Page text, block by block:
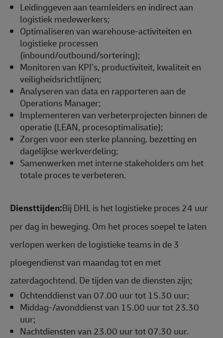
Leidinggeven aan teamleiders en indirect aan
logistiek medewerkers;
Optimaliseren van warehouse‑activiteiten en
logistieke processen
(inbound/outbound/sortering);
Monitoren van KPI’s, productiviteit, kwaliteit en
veiligheidsrichtlijnen;
Analyseren van data en rapporteren aan de
Operations Manager;
Implementeren van verbeterprojecten binnen de
operatie (LEAN, procesoptimalisatie);
Zorgen voor een sterke planning, bezetting en
dagelijkse werkverdeling;
Samenwerken met interne stakeholders om het
totale proces te verbeteren.
Diensttijden:Bij DHL is het logistieke proces 24 uur
per dag in beweging. Om het proces soepel te laten
verlopen werken de logistieke teams in de 3
ploegendienst van maandag tot en met
zaterdagochtend. De tijden van de diensten zijn;
Ochtenddienst van 07.00 uur tot 15.30 uur;
Middag-/avonddienst van 15.00 uur tot 23.30
uur;
Nachtdiensten van 23.00 uur tot 07.30 uur.